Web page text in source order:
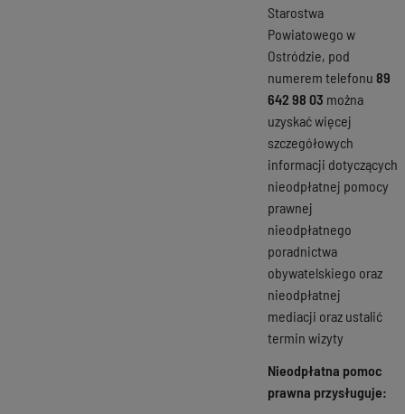
Starostwa
Powiatowego w
Ostródzie, pod
numerem telefonu 89
642 98 03 można
uzyskać więcej
szczegółowych
informacji dotyczących
nieodpłatnej pomocy
prawnej
nieodpłatnego
poradnictwa
obywatelskiego oraz
nieodpłatnej
mediacji oraz ustalić
termin wizyty
Nieodpłatna pomoc
prawna przysługuje: